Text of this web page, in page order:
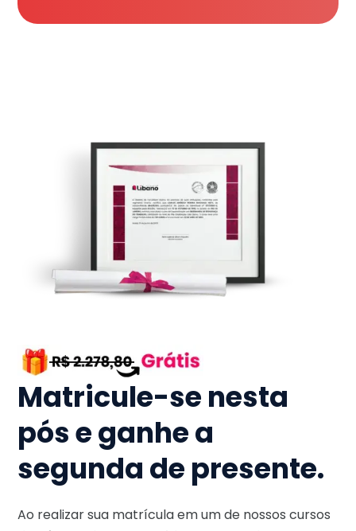
Matricule-se nesta
pós e ganhe a
segunda de presente.
Ao realizar sua matrícula em um de nossos cursos